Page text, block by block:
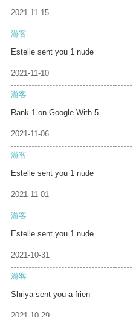
2021-11-15
游客
Estelle sent you 1 nude
2021-11-10
游客
Rank 1 on Google With 5
2021-11-06
游客
Estelle sent you 1 nude
2021-11-01
游客
Estelle sent you 1 nude
2021-10-31
游客
Shriya sent you a frien